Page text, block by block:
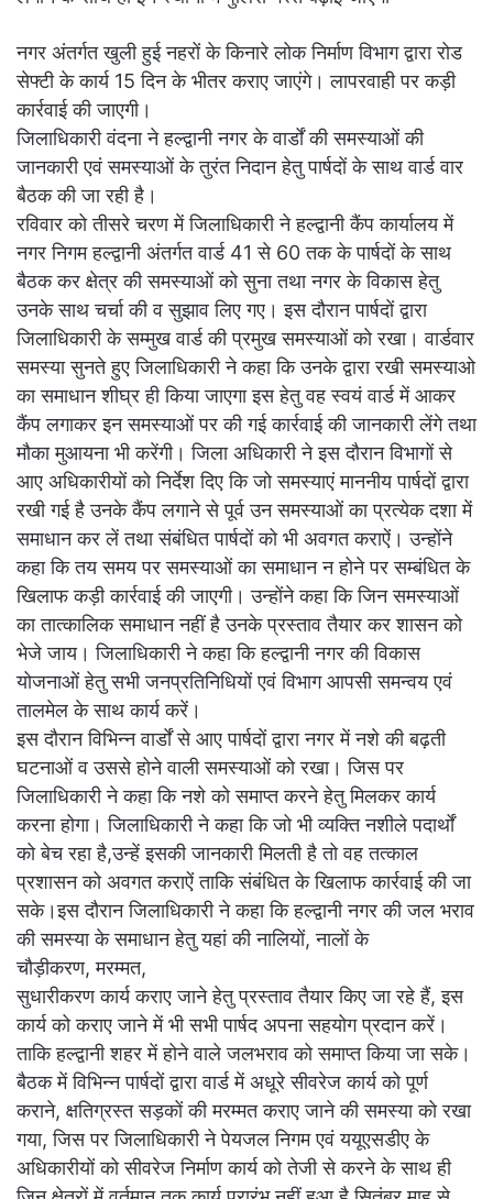
नगर अंतर्गत खुली हुई नहरों के किनारे लोक निर्माण विभाग द्वारा रोड
सेफ्टी के कार्य 15 दिन के भीतर कराए जाएंगे। लापरवाही पर कड़ी
कार्रवाई की जाएगी।
जिलाधिकारी वंदना ने हल्द्वानी नगर के वार्डों की समस्याओं की
जानकारी एवं समस्याओं के तुरंत निदान हेतु पार्षदों के साथ वार्ड वार
बैठक की जा रही है।
रविवार को तीसरे चरण में जिलाधिकारी ने हल्द्वानी कैंप कार्यालय में
नगर निगम हल्द्वानी अंतर्गत वार्ड 41 से 60 तक के पार्षदों के साथ
बैठक कर क्षेत्र की समस्याओं को सुना तथा नगर के विकास हेतु
उनके साथ चर्चा की व सुझाव लिए गए। इस दौरान पार्षदों द्वारा
जिलाधिकारी के सम्मुख वार्ड की प्रमुख समस्याओं को रखा। वार्डवार
समस्या सुनते हुए जिलाधिकारी ने कहा कि उनके द्वारा रखी समस्याओ
का समाधान शीघ्र ही किया जाएगा इस हेतु वह स्वयं वार्ड में आकर
कैंप लगाकर इन समस्याओं पर की गई कार्रवाई की जानकारी लेंगे तथा
मौका मुआयना भी करेंगी। जिला अधिकारी ने इस दौरान विभागों से
आए अधिकारीयों को निर्देश दिए कि जो समस्याएं माननीय पार्षदों द्वारा
रखी गई है उनके कैंप लगाने से पूर्व उन समस्याओं का प्रत्येक दशा में
समाधान कर लें तथा संबंधित पार्षदों को भी अवगत कराऐं। उन्होंने
कहा कि तय समय पर समस्याओं का समाधान न होने पर सम्बंधित के
खिलाफ कड़ी कार्रवाई की जाएगी। उन्होंने कहा कि जिन समस्याओं
का तात्कालिक समाधान नहीं है उनके प्रस्ताव तैयार कर शासन को
भेजे जाय। जिलाधिकारी ने कहा कि हल्द्वानी नगर की विकास
योजनाओं हेतु सभी जनप्रतिनिधियों एवं विभाग आपसी समन्वय एवं
तालमेल के साथ कार्य करें।
इस दौरान विभिन्न वार्डों से आए पार्षदों द्वारा नगर में नशे की बढ़ती
घटनाओं व उससे होने वाली समस्याओं को रखा। जिस पर
जिलाधिकारी ने कहा कि नशे को समाप्त करने हेतु मिलकर कार्य
करना होगा। जिलाधिकारी ने कहा कि जो भी व्यक्ति नशीले पदार्थों
को बेच रहा है,उन्हें इसकी जानकारी मिलती है तो वह तत्काल
प्रशासन को अवगत कराऐं ताकि संबंधित के खिलाफ कार्रवाई की जा
सके।इस दौरान जिलाधिकारी ने कहा कि हल्द्वानी नगर की जल भराव
की समस्या के समाधान हेतु यहां की नालियों, नालों के
चौड़ीकरण, मरम्मत,
सुधारीकरण कार्य कराए जाने हेतु प्रस्ताव तैयार किए जा रहे हैं, इस
कार्य को कराए जाने में भी सभी पार्षद अपना सहयोग प्रदान करें।
ताकि हल्द्वानी शहर में होने वाले जलभराव को समाप्त किया जा सके।
बैठक में विभिन्न पार्षदों द्वारा वार्ड में अधूरे सीवरेज कार्य को पूर्ण
कराने, क्षतिग्रस्त सड़कों की मरम्मत कराए जाने की समस्या को रखा
गया, जिस पर जिलाधिकारी ने पेयजल निगम एवं ययूएसडीए के
अधिकारीयों को सीवरेज निर्माण कार्य को तेजी से करने के साथ ही